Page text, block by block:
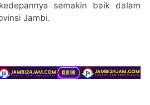
semakin baik dalam
Jambi.